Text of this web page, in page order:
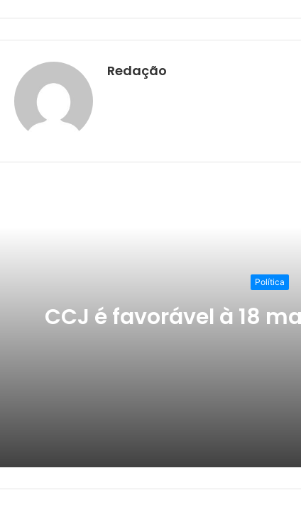
c
e
b
o
o
k
at
s
A
p
p
itt
er
ar
e
Redação
Política
CCJ é favorável à 18